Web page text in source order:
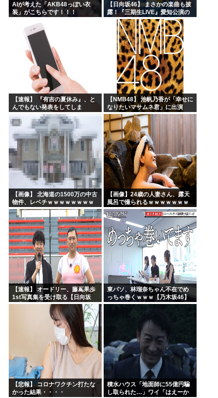
AIが考えた「AKB48っぽい衣
装」がこちらです！！！
【日向坂46】 まさかの楽曲も披
露！『三期生LIVE』愛知公演の
レポがこちら
【速報】 『有吉の夏休み』、と
んでもない発表をしてしま
う！！！！！
【NMB48】 池帆乃香が「幸せに
なりたいマサムネ君」に出演
【画像】 北海道の1500万の中古
物件、レベチｗｗｗｗｗｗｗｗ
ｗｗｗｗｗｗｗｗｗｗｗｗ
【画像】24歳の人妻さん、露天
風呂で撮られるｗｗｗｗｗｗｗ
ｗｗｗｗｗｗｗｗｗｗ
【速報】 オードリー、藤嶌果歩
1st写真集を受け取る【日向坂
46】
東パソ、林瑠奈ちゃん不在でめ
っちゃ巻くｗｗｗ【乃木坂46】
【悲報】 コロナワクチン打たな
かった結果・・・・
積水ハウス「地面師に55億円騙
し取られた…」ワイ「はえーか